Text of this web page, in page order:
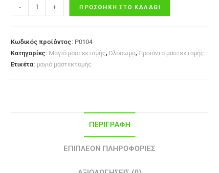
- + ΠΡΟΣΘΉΚΗ ΣΤΟ ΚΑΛΆΘΙ
Κωδικός προϊόντος: P0104
Κατηγορίες: Μαγιό μαστεκτομής, Ολόσωμο, Προϊόντα μαστεκτομής
Ετικέτα: μαγιό μαστεκτομής
ΠΕΡΙΓΡΑΦΉ
ΕΠΙΠΛΈΟΝ ΠΛΗΡΟΦΟΡΊΕΣ